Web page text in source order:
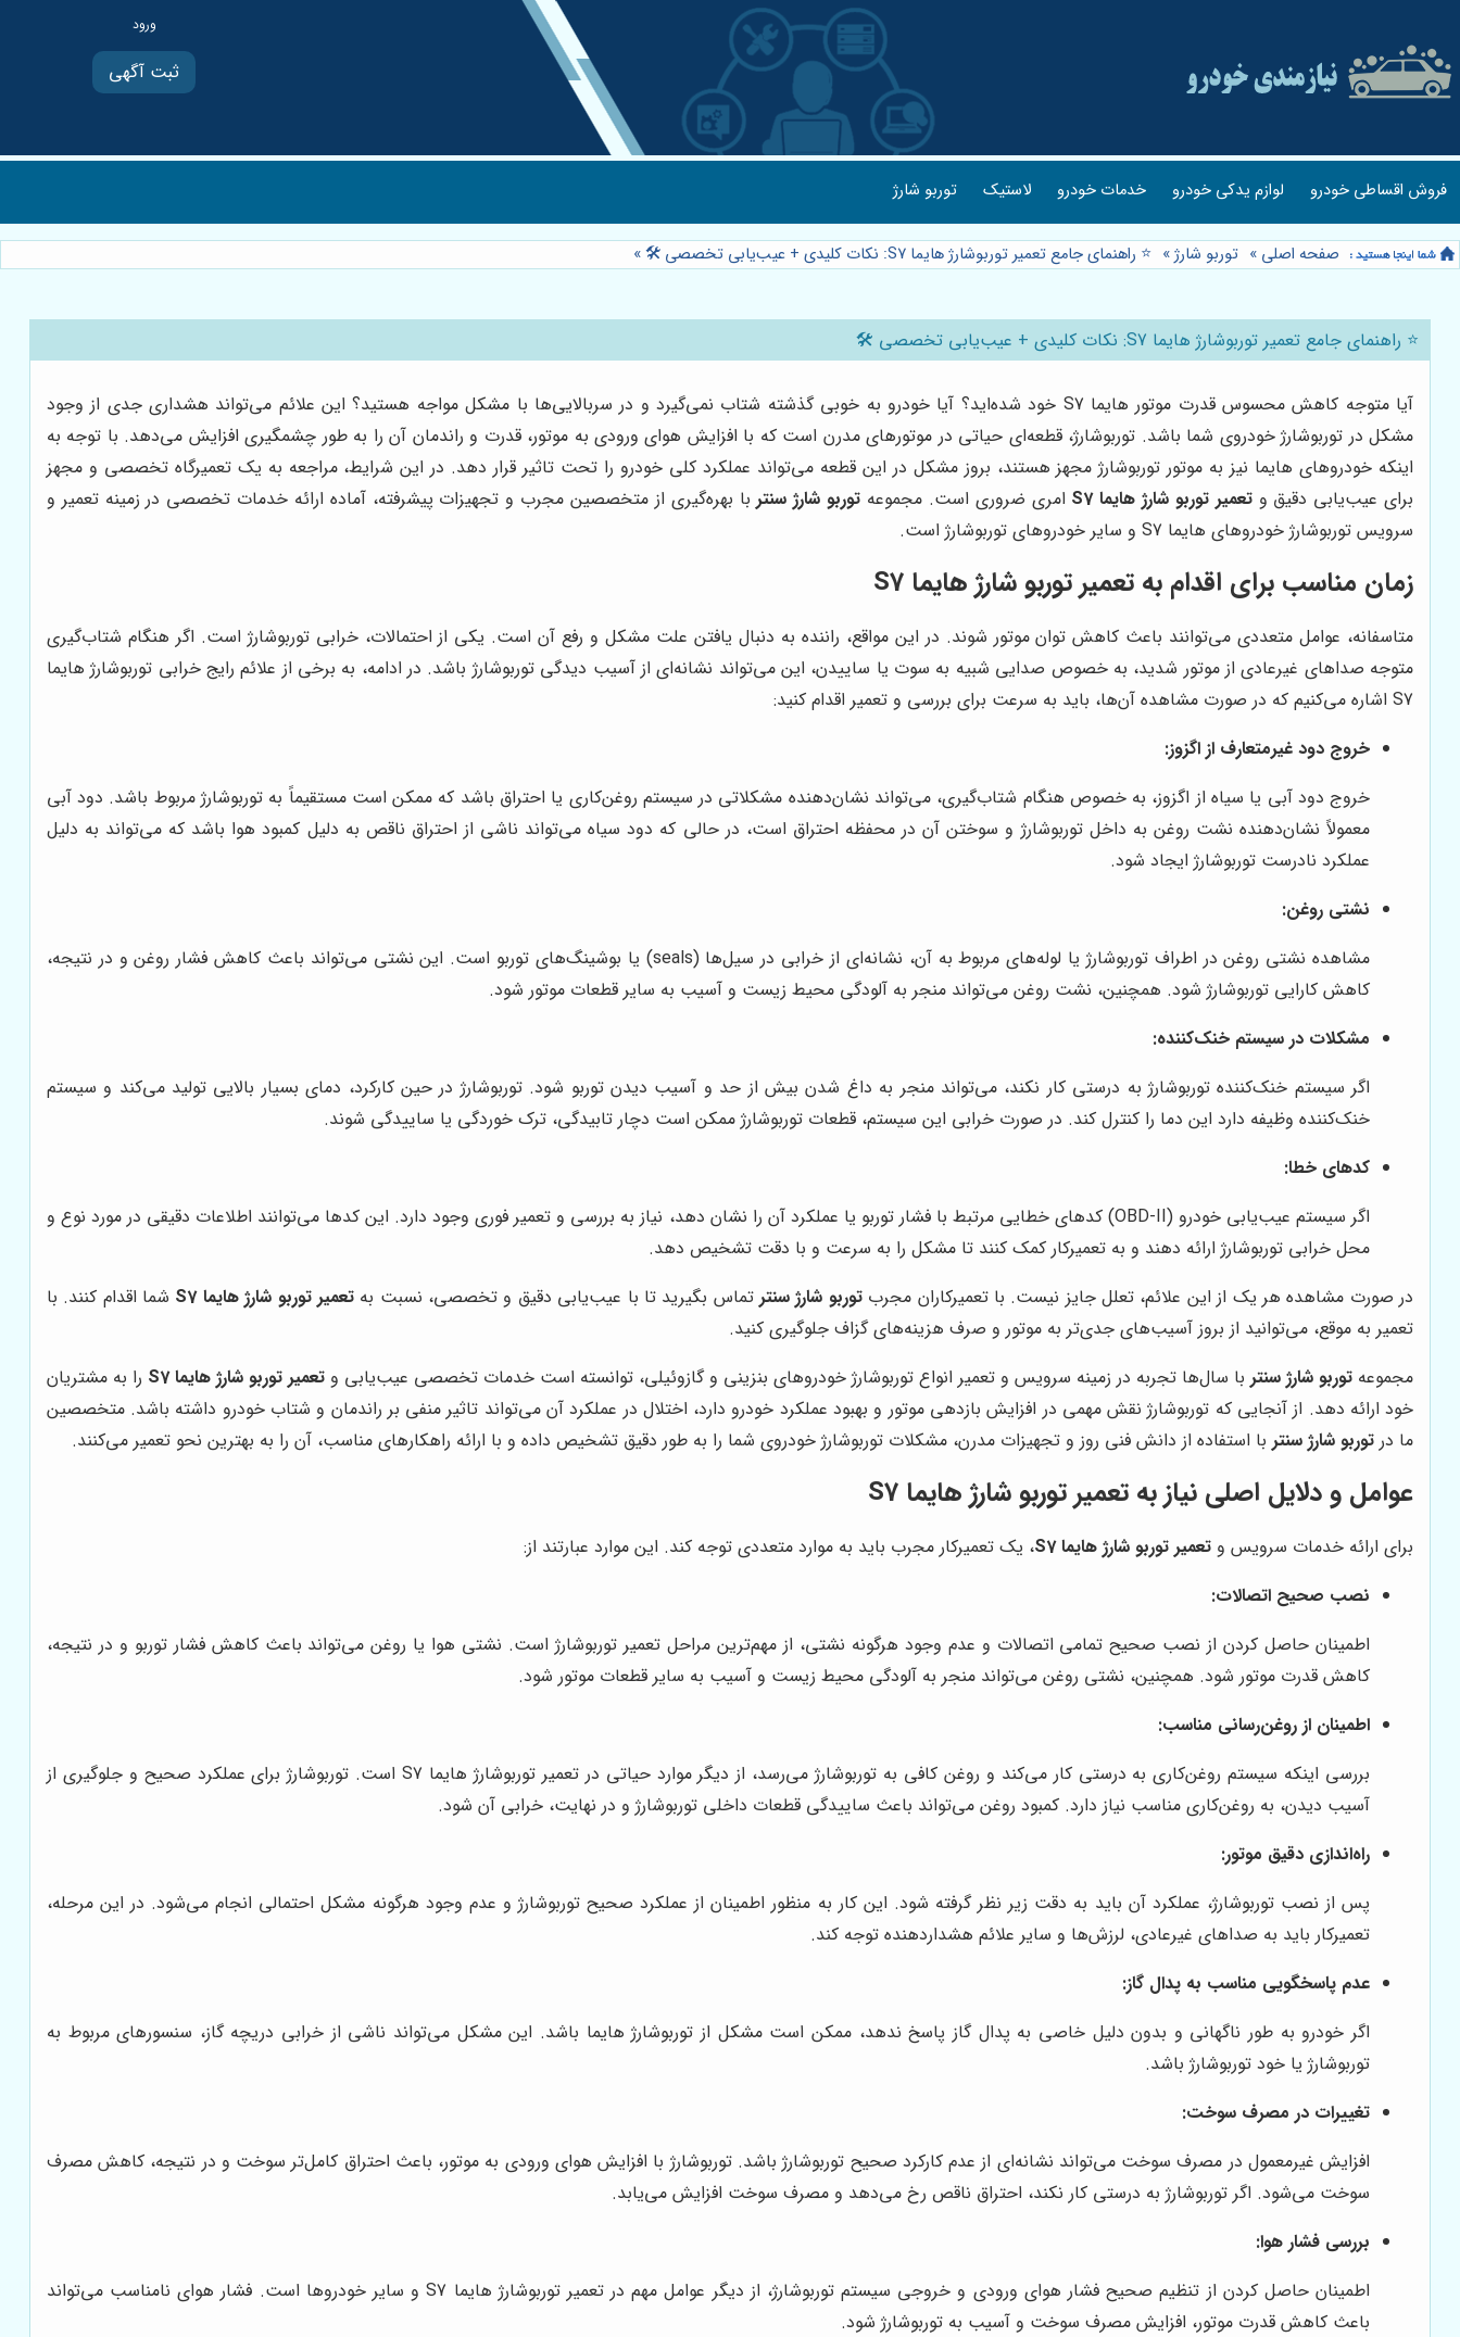
ثبت آگهی
فروش اقساطی خودرو لوازم یدکی خودرو خدمات خودرو لاستیک توربو شارژ
صفحه اصلی » توربو شارژ» ⭐️ راهنمای جامع تعمیر توربوشارژ هایما S7: نکات کلیدی + عیب‌یابی تخصصی 🛠️ »
⭐️ راهنمای جامع تعمیر توربوشارژ هایما S7: نکات کلیدی + عیب‌یابی تخصصی 🛠️
آیا متوجه کاهش محسوس قدرت موتور هایما S7 خود شده‌اید؟ آیا خودرو به خوبی گذشته شتاب نمی‌گیرد و در سربالایی‌ها با مشکل مواجه هستید؟ این علائم می‌تواند هشداری جدی از وجود
مشکل در توربوشارژ خودروی شما باشد. توربوشارژ، قطعه‌ای حیاتی در موتورهای مدرن است که با افزایش هوای ورودی به موتور، قدرت و راندمان آن را به طور چشمگیری افزایش می‌دهد. با توجه به
اینکه خودروهای هایما نیز به موتور توربوشارژ مجهز هستند، بروز مشکل در این قطعه می‌تواند عملکرد کلی خودرو را تحت تاثیر قرار دهد. در این شرایط، مراجعه به یک تعمیرگاه تخصصی و مجهز
برای عیب‌یابی دقیق وتعمیر توربو شارژ هایما S7 امری ضروری است. مجموعه توربو شارژ سنتربا بهره‌گیری از متخصصین مجرب و تجهیزات پیشرفته، آماده ارائه خدمات تخصصی در زمینه تعمیر و
سرویس توربوشارژ خودروهای هایما S7 و سایر خودروهای توربوشارژ است.
زمان مناسب برای اقدام به تعمیر توربو شارژ هایما S7
متاسفانه، عوامل متعددی می‌توانند باعث کاهش توان موتور شوند. در این مواقع، راننده به دنبال یافتن علت مشکل و رفع آن است. یکی از احتمالات، خرابی توربوشارژ است. اگر هنگام شتاب‌گیری
متوجه صداهای غیرعادی از موتور شدید، به خصوص صدایی شبیه به سوت یا ساییدن، این می‌تواند نشانه‌ای از آسیب دیدگی توربوشارژ باشد. در ادامه، به برخی از علائم رایج خرابی توربوشارژ هایما
S7 اشاره می‌کنیم که در صورت مشاهده آن‌ها، باید به سرعت برای بررسی و تعمیر اقدام کنید:
خروج دود غیرمتعارف از اگزوز:
خروج دود آبی یا سیاه از اگزوز، به خصوص هنگام شتاب‌گیری، می‌تواند نشان‌دهنده مشکلاتی در سیستم روغن‌کاری یا احتراق باشد که ممکن است مستقیماً به توربوشارژ مربوط باشد. دود آبی
معمولاً نشان‌دهنده نشت روغن به داخل توربوشارژ و سوختن آن در محفظه احتراق است، در حالی که دود سیاه می‌تواند ناشی از احتراق ناقص به دلیل کمبود هوا باشد که می‌تواند به دلیل
عملکرد نادرست توربوشارژ ایجاد شود.
نشتی روغن:
مشاهده نشتی روغن در اطراف توربوشارژ یا لوله‌های مربوط به آن، نشانه‌ای از خرابی در سیل‌ها (seals) یا بوشینگ‌های توربو است. این نشتی می‌تواند باعث کاهش فشار روغن و در نتیجه،
کاهش کارایی توربوشارژ شود. همچنین، نشت روغن می‌تواند منجر به آلودگی محیط زیست و آسیب به سایر قطعات موتور شود.
مشکلات در سیستم خنک‌کننده:
اگر سیستم خنک‌کننده توربوشارژ به درستی کار نکند، می‌تواند منجر به داغ شدن بیش از حد و آسیب دیدن توربو شود. توربوشارژ در حین کارکرد، دمای بسیار بالایی تولید می‌کند و سیستم
خنک‌کننده وظیفه دارد این دما را کنترل کند. در صورت خرابی این سیستم، قطعات توربوشارژ ممکن است دچار تابیدگی، ترک خوردگی یا ساییدگی شوند.
کدهای خطا:
اگر سیستم عیب‌یابی خودرو (OBD-II) کدهای خطایی مرتبط با فشار توربو یا عملکرد آن را نشان دهد، نیاز به بررسی و تعمیر فوری وجود دارد. این کدها می‌توانند اطلاعات دقیقی در مورد نوع و
محل خرابی توربوشارژ ارائه دهند و به تعمیرکار کمک کنند تا مشکل را به سرعت و با دقت تشخیص دهد.
در صورت مشاهده هر یک از این علائم، تعلل جایز نیست. با تعمیرکاران مجربتوربو شارژ سنتر تماس بگیرید تا با عیب‌یابی دقیق و تخصصی، نسبت بهتعمیر توربو شارژ هایما S7
شما اقدام کنند. با
تعمیر به موقع، می‌توانید از بروز آسیب‌های جدی‌تر به موتور و صرف هزینه‌های گزاف جلوگیری کنید.
مجموعه توربو شارژ سنتر با سال‌ها تجربه در زمینه سرویس و تعمیر انواع توربوشارژ خودروهای بنزینی و گازوئیلی، توانسته است خدمات تخصصی عیب‌یابی وتعمیر توربو شارژ هایما S7
را به مشتریان
خود ارائه دهد. از آنجایی که توربوشارژ نقش مهمی در افزایش بازدهی موتور و بهبود عملکرد خودرو دارد، اختلال در عملکرد آن می‌تواند تاثیر منفی بر راندمان و شتاب خودرو داشته باشد. متخصصین
ما در توربو شارژ سنتر با استفاده از دانش فنی روز و تجهیزات مدرن، مشکلات توربوشارژ خودروی شما را به طور دقیق تشخیص داده و با ارائه راهکارهای مناسب، آن را به بهترین نحو تعمیر می‌کنند.
عوامل و دلایل اصلی نیاز به تعمیر توربو شارژ هایما S7
برای ارائه خدمات سرویس و تعمیر توربو شارژ هایما S7
، یک تعمیرکار مجرب باید به موارد متعددی توجه کند. این موارد عبارتند از:
نصب صحیح اتصالات:
اطمینان حاصل کردن از نصب صحیح تمامی اتصالات و عدم وجود هرگونه نشتی، از مهم‌ترین مراحل تعمیر توربوشارژ است. نشتی هوا یا روغن می‌تواند باعث کاهش فشار توربو و در نتیجه،
کاهش قدرت موتور شود. همچنین، نشتی روغن می‌تواند منجر به آلودگی محیط زیست و آسیب به سایر قطعات موتور شود.
اطمینان از روغن‌رسانی مناسب:
بررسی اینکه سیستم روغن‌کاری به درستی کار می‌کند و روغن کافی به توربوشارژ می‌رسد، از دیگر موارد حیاتی در تعمیر توربوشارژ هایما S7 است. توربوشارژ برای عملکرد صحیح و جلوگیری از
آسیب دیدن، به روغن‌کاری مناسب نیاز دارد. کمبود روغن می‌تواند باعث ساییدگی قطعات داخلی توربوشارژ و در نهایت، خرابی آن شود.
راه‌اندازی دقیق موتور:
پس از نصب توربوشارژ، عملکرد آن باید به دقت زیر نظر گرفته شود. این کار به منظور اطمینان از عملکرد صحیح توربوشارژ و عدم وجود هرگونه مشکل احتمالی انجام می‌شود. در این مرحله،
تعمیرکار باید به صداهای غیرعادی، لرزش‌ها و سایر علائم هشداردهنده توجه کند.
عدم پاسخگویی مناسب به پدال گاز:
اگر خودرو به طور ناگهانی و بدون دلیل خاصی به پدال گاز پاسخ ندهد، ممکن است مشکل از توربوشارژ هایما باشد. این مشکل می‌تواند ناشی از خرابی دریچه گاز، سنسورهای مربوط به
توربوشارژ یا خود توربوشارژ باشد.
تغییرات در مصرف سوخت:
افزایش غیرمعمول در مصرف سوخت می‌تواند نشانه‌ای از عدم کارکرد صحیح توربوشارژ باشد. توربوشارژ با افزایش هوای ورودی به موتور، باعث احتراق کامل‌تر سوخت و در نتیجه، کاهش مصرف
سوخت می‌شود. اگر توربوشارژ به درستی کار نکند، احتراق ناقص رخ می‌دهد و مصرف سوخت افزایش می‌یابد.
بررسی فشار هوا:
اطمینان حاصل کردن از تنظیم صحیح فشار هوای ورودی و خروجی سیستم توربوشارژ، از دیگر عوامل مهم در تعمیر توربوشارژ هایما S7 و سایر خودروها است. فشار هوای نامناسب می‌تواند
باعث کاهش قدرت موتور، افزایش مصرف سوخت و آسیب به توربوشارژ شود.